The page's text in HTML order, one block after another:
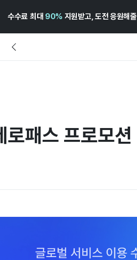
수수료 최대 90% 지원받고, 도전 응원해줄
패스 프로모션